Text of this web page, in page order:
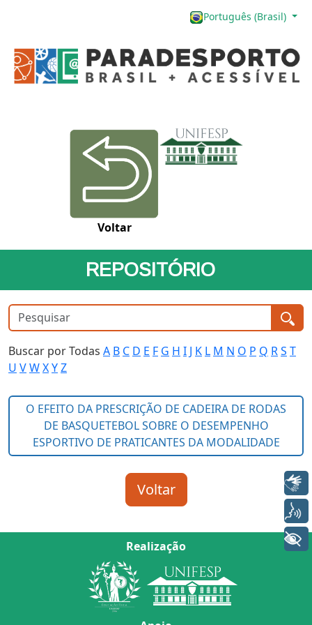
Português (Brasil)
Voltar
REPOSITÓRIO
Buscar por Todas A B C D E F G H I J K L M N O P Q RS T
U VWXYZ
Realização